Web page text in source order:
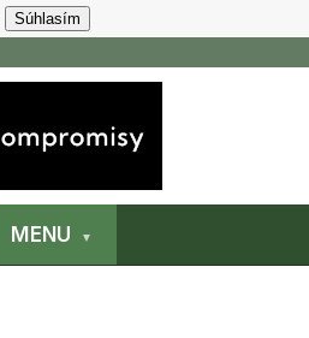
Súhlasím
MENU